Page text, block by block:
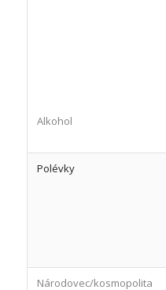
Alkohol
Polévky
Národovec/kosmopolita